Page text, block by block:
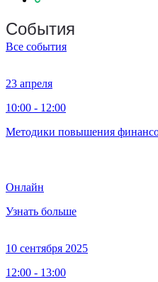
События
Все события
23 апреля
10:00 - 12:00
Методики повышения
Онлайн
Узнать больше
10 сентября 2025
12:00 - 13:00